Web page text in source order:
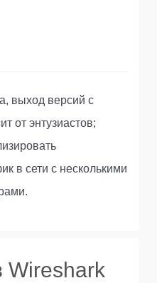
выход версий с
от энтузиастов;
в сети с несколькими
Wireshark